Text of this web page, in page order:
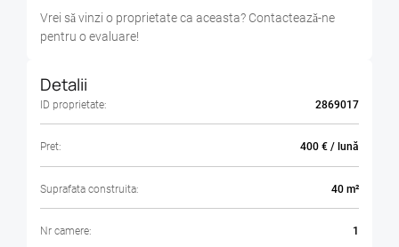
Vrei sǎ vinzi o proprietate ca aceasta? Contacteazǎ-ne
pentru o evaluare!
Detalii
ID proprietate: 2869017
Pret: 400 € / lună
Suprafata construita: 40 m²
Nr camere: 1